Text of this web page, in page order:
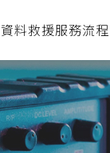
資料救援服務流程